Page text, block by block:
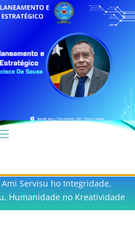
Servisu ho Integridade,
Humanidade no Kreatividade